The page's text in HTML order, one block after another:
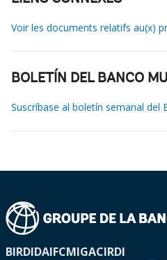
Voir les documents relatifs au(x)
BOLETÍN DEL BANCO
Suscríbase al boletín semanal del
BIRDIDAIFCMIGACIRDI